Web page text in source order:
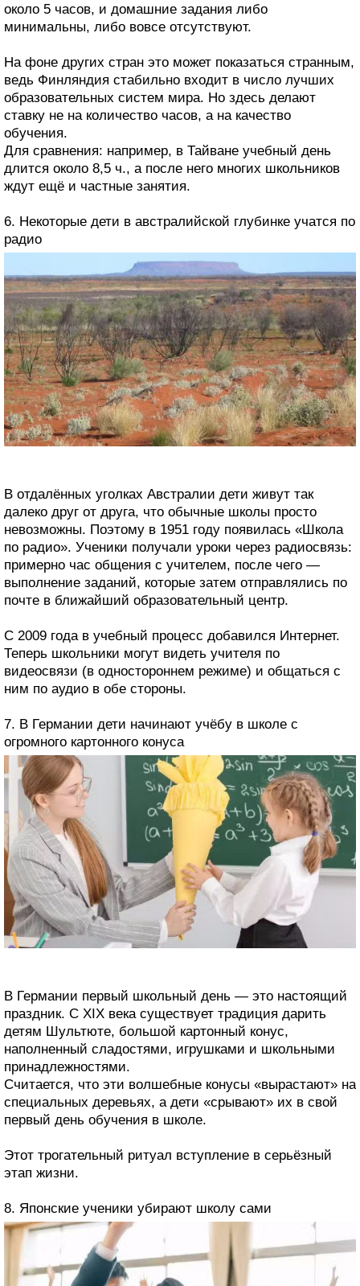
около 5 часов, и домашние задания либо
минимальны, либо вовсе отсутствуют.
На фоне других стран это может показаться странным,
ведь Финляндия стабильно входит в число лучших
образовательных систем мира. Но здесь делают
ставку не на количество часов, а на качество
обучения.
Для сравнения: например, в Тайване учебный день
длится около 8,5 ч., а после него многих школьников
ждут ещё и частные занятия.
6. Некоторые дети в австралийской глубинке учатся по
радио
В отдалённых уголках Австралии дети живут так
далеко друг от друга, что обычные школы просто
невозможны. Поэтому в 1951 году появилась «Школа
по радио». Ученики получали уроки через радиосвязь:
примерно час общения с учителем, после чего —
выполнение заданий, которые затем отправлялись по
почте в ближайший образовательный центр.
С 2009 года в учебный процесс добавился Интернет.
Теперь школьники могут видеть учителя по
видеосвязи (в одностороннем режиме) и общаться с
ним по аудио в обе стороны.
7. В Германии дети начинают учёбу в школе с
огромного картонного конуса
В Германии первый школьный день — это настоящий
праздник. С XIX века существует традиция дарить
детям Шультюте, большой картонный конус,
наполненный сладостями, игрушками и школьными
принадлежностями.
Считается, что эти волшебные конусы «вырастают» на
специальных деревьях, а дети «срывают» их в свой
первый день обучения в школе.
Этот трогательный ритуал вступление в серьёзный
этап жизни.
8. Японские ученики убирают школу сами